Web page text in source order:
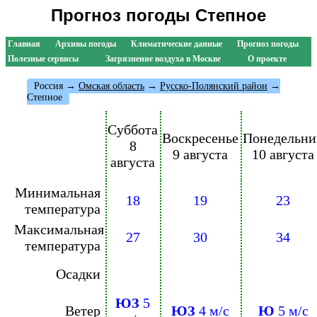
Прогноз погоды Степное
Главная Архивы погоды Климатические данные
Прогноз погоды
Полезные сервисы
Загрязнение воздуха в Москве О проекте
Россия → Омская область → Русско-Полянский район →
Степное
Суббота
8
августа
Воскресенье
9 августа
10 августа
Минимальная
температура
18 19
23
Максимальная
температура
27 30 34
Осадки
Ветер ЮЗ 5
ЮЗ 4 м/с Ю 5 м/с